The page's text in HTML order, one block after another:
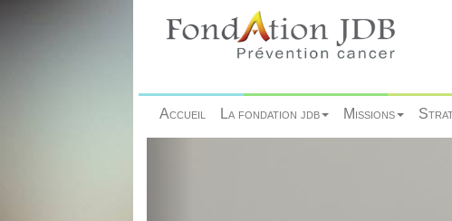
Accueil La fondation jdb Missions